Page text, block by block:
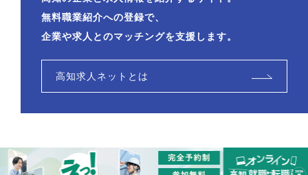
無料職業紹介への登録で、
企業や求人とのマッチングを支援します。
高知求人ネットとは